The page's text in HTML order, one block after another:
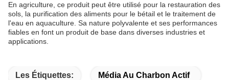
En agriculture, ce produit peut être utilisé pour la restauration des
sols, la purification des aliments pour le bétail et le traitement de
l'eau en aquaculture. Sa nature polyvalente et ses performances
fiables en font un produit de base dans diverses industries et
applications.
Les Étiquettes: Média Au Charbon Actif